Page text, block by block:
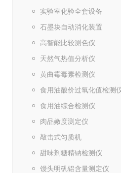
实验室化验全套设备
石墨块自动消化装置
高智能比较测色仪
天然气热值分析仪
黄曲霉毒素检测仪
食用油酸价过氧化值检测
食用油综合检测仪
肉品嫩度测定仪
敲击式匀质机
甜味剂糖精钠检测仪
馒头明矾铝含量测定仪